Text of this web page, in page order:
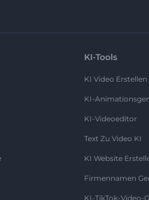
KI-Tools
KI Video Erstellen
KI-
KI-Videoeditor
Text Zu Video KI
KI Website
Firmennamen
KI-TikTok-Video-